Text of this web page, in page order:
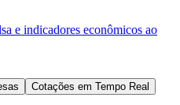
e indicadores econômicos ao
Cotações em Tempo Real